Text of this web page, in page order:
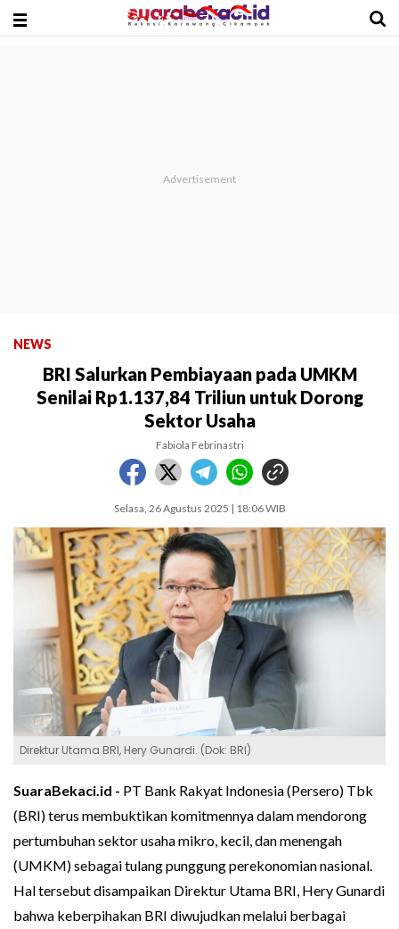
NEWS
BRI Salurkan Pembiayaan pada UMKM
Senilai Rp1.137,84 Triliun untuk Dorong
Sektor Usaha
Fabiola Febrinastri
Selasa, 26 Agustus 2025 | 18:06 WIB
Direktur Utama BRI, Hery Gunardi. (Dok: BRI)
SuaraBekaci.id - PT Bank Rakyat Indonesia (Persero) Tbk
(BRI) terus membuktikan komitmennya dalam mendorong
pertumbuhan sektor usaha mikro, kecil, dan menengah
(UMKM) sebagai tulang punggung perekonomian nasional.
Hal tersebut disampaikan Direktur Utama BRI, Hery Gunardi
bahwa keberpihakan BRI diwujudkan melalui berbagai